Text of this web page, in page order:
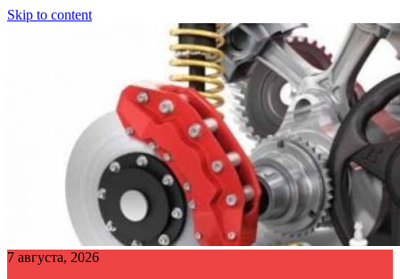
Skip to content
7 августа, 2026